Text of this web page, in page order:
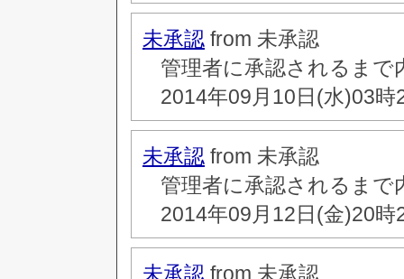
未承認 from 未承認
管理者に承認されるま
2014年09月10日(水)03時
未承認 from 未承認
管理者に承認されるま
2014年09月12日(金)20時
未承認 from 未承認